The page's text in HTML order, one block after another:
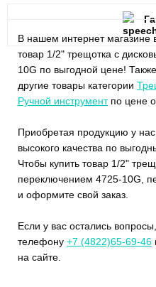
В нашем интернет магазине
товар 1/2" трещотка с
10G по выгодной цене!
другие товары категории
Ручной инструментпо цене
Приобретая продукцию у
высокого качества по
Чтобы купить товар 1/2"
переключением 4725-10G,
и оформите свой заказ.
Если у вас остались
телефону +7 (4822)65-69-46
на сайте.